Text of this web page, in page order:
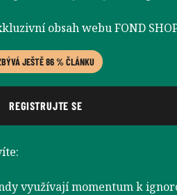
obsah webu FOND
JEŠTĚ 86 % ČLÁNKU
REGISTRUJTE SE
využívají momentum k